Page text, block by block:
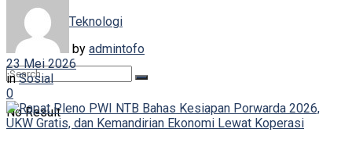
Teknologi
No Result
by admintofo
23 Mei 2026
in Sosial
0